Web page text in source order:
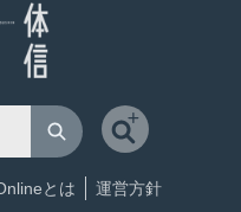
とは 運営方針